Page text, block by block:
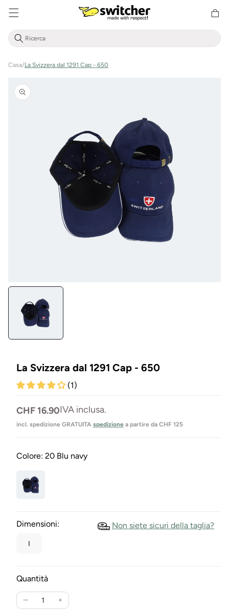
Direttamente
al contenuto
della
Casa/La Svizzera dal 1291 Cap - 650
informazioni
sul prodotto
Aprire
Modal
La Svizzera dal 1291 Cap - 650
(1)
Prezzo
normale
CHF 16.90IVA inclusa.
incl. spedizione GRATUITA spedizione a partire da CHF 125
Colore: 20 Blu navy
Dimensioni: Non siete sicuri della taglia?
I
Quantità
Ridurre
Aumentare